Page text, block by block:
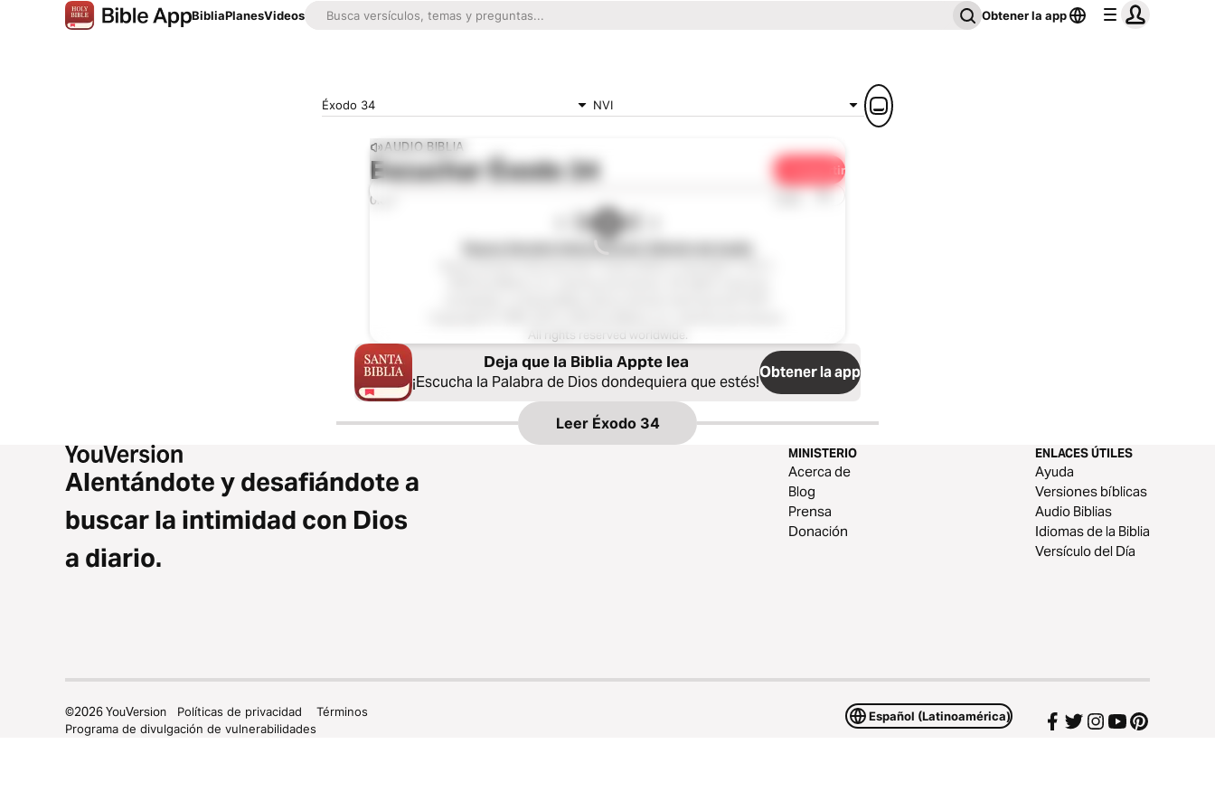
BibliaPlanesVideos Obtener la app
Éxodo 34 NVI
AUDIO BIBLIA
EscucharÉxodo 34 Compartir
0:00 1x
Nueva Versión Internacional, Edición de Audio
All rights reserved worldwide.
Deja que la Biblia Appte lea
¡Escucha la Palabra de Dios dondequiera que estés!Obtener la app
Leer Éxodo 34
Alentándote y desafiándote a
buscar la intimidad con Dios
a diario.
MINISTERIO
Acerca de
Blog
Prensa
Donación
ENLACES ÚTILES
Ayuda
Versiones bíblicas
Audio Biblias
Idiomas de la Biblia
Versículo del Día
Español (Latinoamérica)
©2026YouVersion Políticas de privacidad
Términos
Programa de divulgación de vulnerabilidades